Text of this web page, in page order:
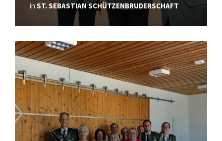
in ST. SEBASTIAN SCHÜTZENBRUDERSCHAFT
Mehr
erfahren